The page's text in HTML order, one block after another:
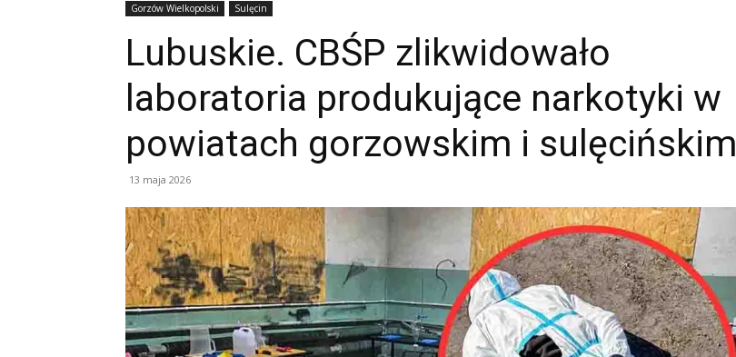
Gorzów Wielkopolski Sulęcin
Lubuskie. CBŚP zlikwidowało
laboratoria produkujące narkotyki w
powiatach gorzowskim i sulęcińskim
13 maja 2026